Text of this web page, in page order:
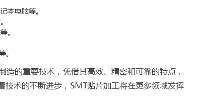
本电脑等。
。
。
的重要技术，凭借其高效、精密和可靠的特点，
技术的不断进步，SMT贴片加工将在更多领域发挥